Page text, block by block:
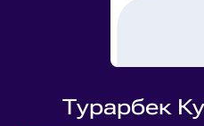
Турарбек